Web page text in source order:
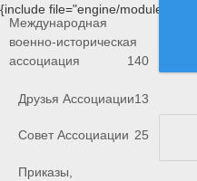
{include file="engine/modules/
Международная
военно-историческая
ассоциация
140
Друзья Ассоциации13
Совет Ассоциации 25
Приказы,